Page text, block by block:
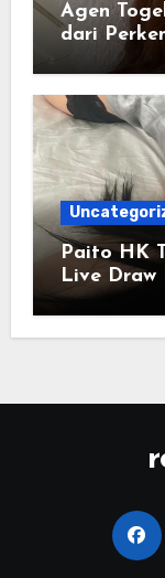
Agen
dari
Digital
Paito HK
Live Draw